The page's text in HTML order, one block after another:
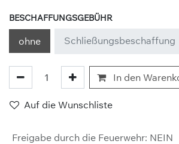
BESCHAFFUNGSGEBÜHR
ohne Schließungsbeschaffung
In den
Auf die Wunschliste
Freigabe durch die Feuerwehr: NEIN